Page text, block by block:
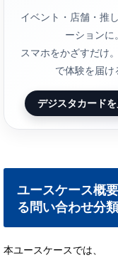
イベント・店舗・推
ーションに。
スマホをかざすだけ
で体験を届け
デジスタカード
ユースケース概
る問い合わせ分
本ユースケースでは、